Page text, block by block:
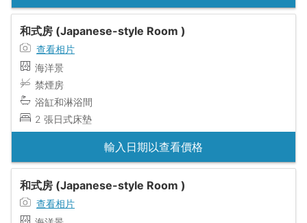
和式房 (Japanese-style Room )
查看相片
海洋景
禁煙房
浴缸和淋浴間
2 張日式床墊
輸入日期以查看價格
和式房 (Japanese-style Room )
查看相片